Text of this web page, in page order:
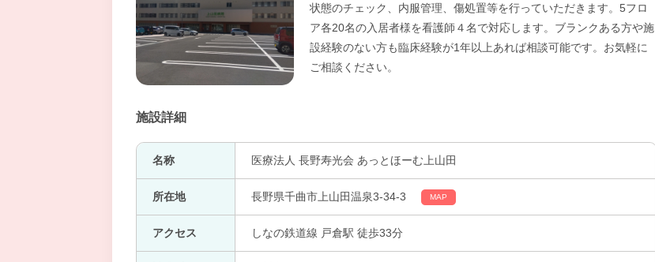
状態のチェック、内服管理、傷処置等を行っていただきます。5フロ
ア各20名の入居者様を看護師４名で対応します。ブランクある方や施
設経験のない方も臨床経験が1年以上あれば相談可能です。お気軽に
ご相談ください。
施設詳細
名称 医療法人 長野寿光会 あっとほーむ上山田
所在地 長野県千曲市上山田温泉3-34-3 MAP
アクセス しなの鉄道線 戸倉駅 徒歩33分